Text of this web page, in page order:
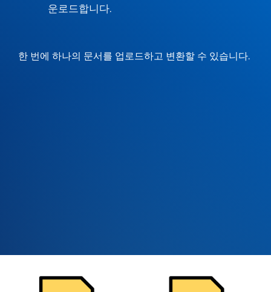
운로드합니다.
한 번에 하나의 문서를 업로드하고 변환할 수 있습니다.